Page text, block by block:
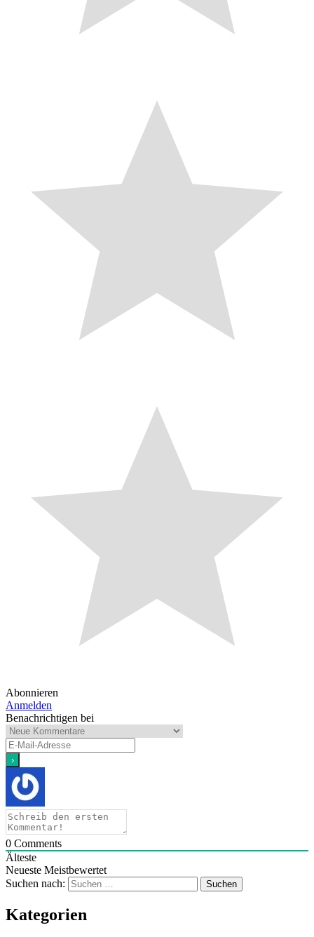
Abonnieren
Anmelden
Benachrichtigen bei
0 Comments
Älteste
Neueste Meistbewertet
Suchen nach:
Kategorien